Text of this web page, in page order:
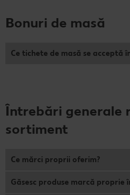
Bonuri de masă
Ce tichete de masă se acceptă
Întrebări generale
sortiment
Ce mărci proprii oferim?
Găsesc produse marcă proprie